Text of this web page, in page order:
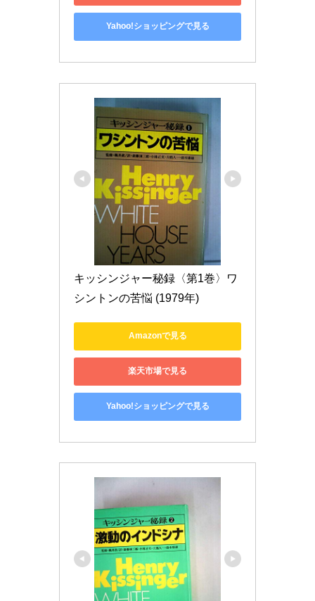
Yahoo!ショッピングで見る
キッシンジャー秘録〈第1巻〉ワ
シントンの苦悩 (1979年)
Amazonで見る
楽天市場で見る
Yahoo!ショッピングで見る